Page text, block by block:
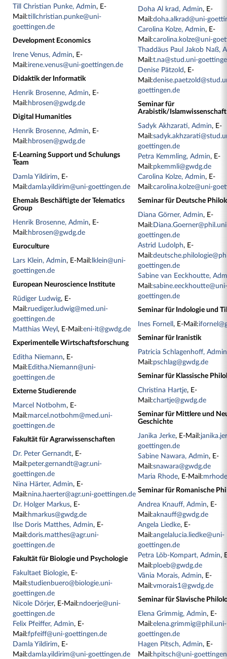
Till Christian Punke, Admin, E-
Mail:tillchristian.punke@uni-
goettingen.de
Development Economics
Irene Venus, Admin, E-
Mail:irene.venus@uni-goettingen.de
Didaktik der Informatik
Henrik Brosenne, Admin, E-
Mail: hbrosen@gwdg.de
Digital Humanities
Henrik Brosenne, Admin, E-
Mail: hbrosen@gwdg.de
E-Learning Support und Schulungs
Team
Damla Yildirim, E-
Mail:damla.yildirim@uni-goettingen.de
Ehemals Beschäftigte der Telematics
Group
Henrik Brosenne, Admin, E-
Mail: hbrosen@gwdg.de
Euroculture
Lars Klein, Admin, E-Mail: lklein@uni-
goettingen.de
European Neuroscience Institute
Rüdiger Ludwig, E-
Mail:ruediger.ludwig@med.uni-
goettingen.de
Matthias Weyl, E-Mail:eni-it@gwdg.de
Experimentelle Wirtschaftsforschung
Editha Niemann, E-
Mail: Editha.Niemann@uni-
goettingen.de
Externe Studierende
Marcel Notbohm, E-
Mail:marcel.notbohm@med.uni-
goettingen.de
Fakultät für Agrarwissenschaften
Dr. Peter Gernandt, E-
Mail:peter.gernandt@agr.uni-
goettingen.de
Nina Härter, Admin, E-
Mail:nina.haerter@agr.uni-goettingen.de
Dr. Holger Markus, E-
Mail: hmarkus@gwdg.de
Ilse Doris Matthes, Admin, E-
Mail:doris.matthes@agr.uni-
goettingen.de
Fakultät für Biologie und Psychologie
Fakultaet Biologie, E-
Mail:studienbuero@biologie.uni-
goettingen.de
Nicole Dörjer, E-Mail:ndoerje@uni-
goettingen.de
Felix Pfeiffer, Admin, E-
Mail:fpfeiff@uni-goettingen.de
Damla Yildirim, E-
Mail:damla.yildirim@uni-goettingen.de
Doha Al krad, Admin, E-
Mail:doha.alkrad@uni-
Carolina Kolze, Admin, E-
Mail:carolina.kolze@uni-
Thaddäus Paul Jakob Naß,
Mail:t.na@stud.uni-
Denise Pätzold, E-
Mail:
goettingen.de
Seminar für
Arabistik/Islamwissenschaft
Sadyk Akhzarati, Admin, E-
Mail:
goettingen.de
Petra Kemmling, Admin, E-
Mail:pkemmli@gwdg.de
Carolina Kolze, Admin, E-
Mail:carolina.kolze@uni-
Seminar für Deutsche
Diana Görner, Admin, E-
Mail:
goettingen.de
Astrid Ludolph, E-
Mail:
goettingen.de
Sabine van Eeckhoutte,
Mail:
goettingen.de
Seminar für Indologie und
Ines Fornell, E-Mail:
Seminar für Iranistik
Patricia Schlagenhoff, Admin
Mail:pschlag@gwdg.de
Seminar für Klassische
Christina Hartje, E-
Mail:chartje@gwdg.de
Seminar für Mittlere und
Geschichte
Janika Jerke, E-Mail:
goettingen.de
Sabine Nawara, Admin, E-
Mail:snawara@gwdg.de
Maria Rhode, E-Mail:
Seminar für Romanische
Andrea Knauff, Admin, E-
Mail:aknauff@gwdg.de
Angela Liedke, E-
Mail:angelalucia.liedke@uni-
goettingen.de
Petra Löb-Kompart, Admin,
Mail:ploeb@gwdg.de
Vânia Morais, Admin, E-
Mail:vmorais1@gwdg.de
Seminar für Slavische
Elena Grimmig, Admin, E-
Mail:elena.grimmig@phil.uni-
goettingen.de
Hagen Pitsch, Admin, E-
Mail: hpitsch@uni-